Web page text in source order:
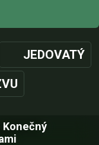
JEDOVATÝ